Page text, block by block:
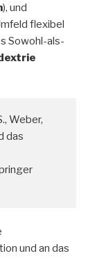
), und
flexibel
Sowohl-als-
Weber,
das
und an das